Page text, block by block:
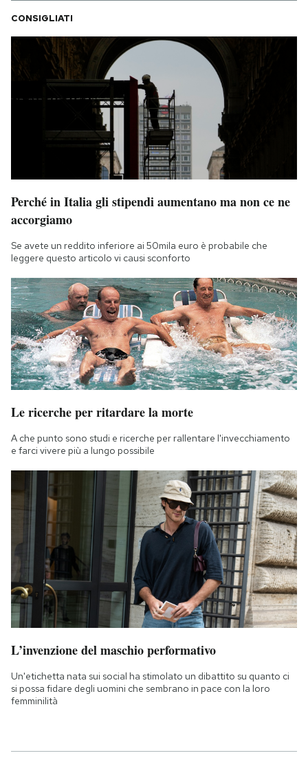
CONSIGLIATI
Perché in Italia gli stipendi aumentano ma non ce ne
accorgiamo
Se avete un reddito inferiore ai 50mila euro è probabile che
leggere questo articolo vi causi sconforto
Le ricerche per ritardare la morte
A che punto sono studi e ricerche per rallentare l'invecchiamento
e farci vivere più a lungo possibile
L’invenzione del maschio performativo
Un'etichetta nata sui social ha stimolato un dibattito su quanto ci
si possa fidare degli uomini che sembrano in pace con la loro
femminilità